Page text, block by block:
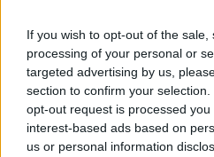
If you wish to opt-out of the
processing of your personal or
targeted advertising by us,
section to confirm your
opt-out request is processed
interest-based ads based on
us or personal information
Příbram
Přibudou i tři
3. 8. 2026